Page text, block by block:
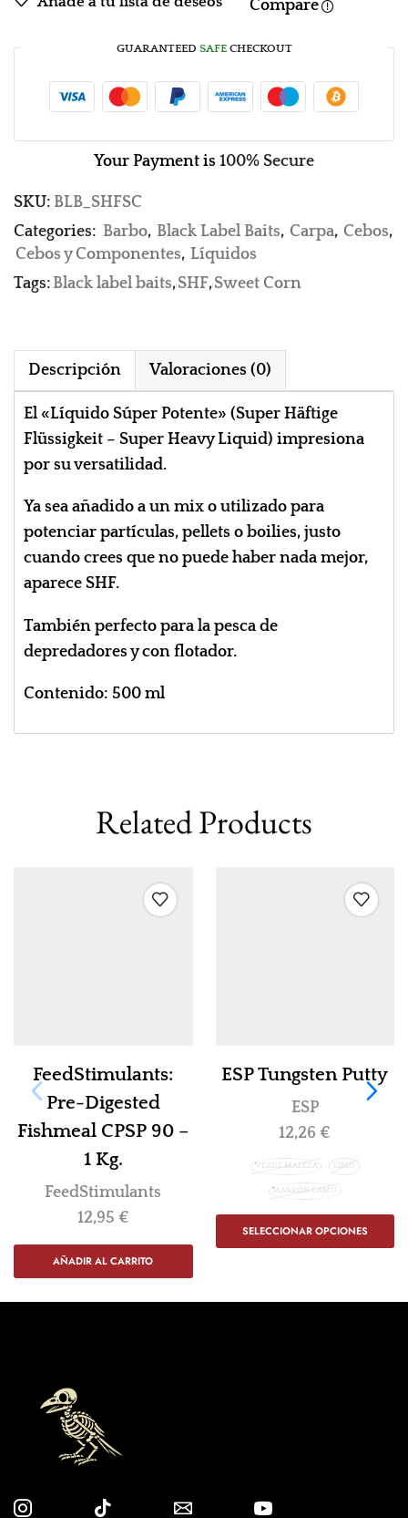
Compare
GUARANTEED SAFECHECKOUT
Your Payment is 100% Secure
SKU: BLB_SHFSC
Categories: Barbo, Black Label Baits, Carpa, Cebos,
Cebos y Componentes, Líquidos
Tags:Black label baits,SHF,Sweet Corn
Descripción Valoraciones (0)
El «Líquido Súper Potente» (Super Häftige
Flüssigkeit – Super Heavy Liquid) impresiona
por su versatilidad.
Ya sea añadido a un mix o utilizado para
potenciar partículas, pellets o boilies, justo
cuando crees que no puede haber nada mejor,
aparece SHF.
También perfecto para la pesca de
depredadores y con flotador.
Contenido: 500 ml
Related Products
FeedStimulants:
Pre-Digested
Fishmeal CPSP 90 –
1 Kg.
FeedStimulants
12,95 €
AÑADIR AL CARRITO
ESP Tungsten Putty
ESP
12,26 €
VERDE MALEZA LIMO
MARRÓN CAMO
SELECCIONAR OPCIONES